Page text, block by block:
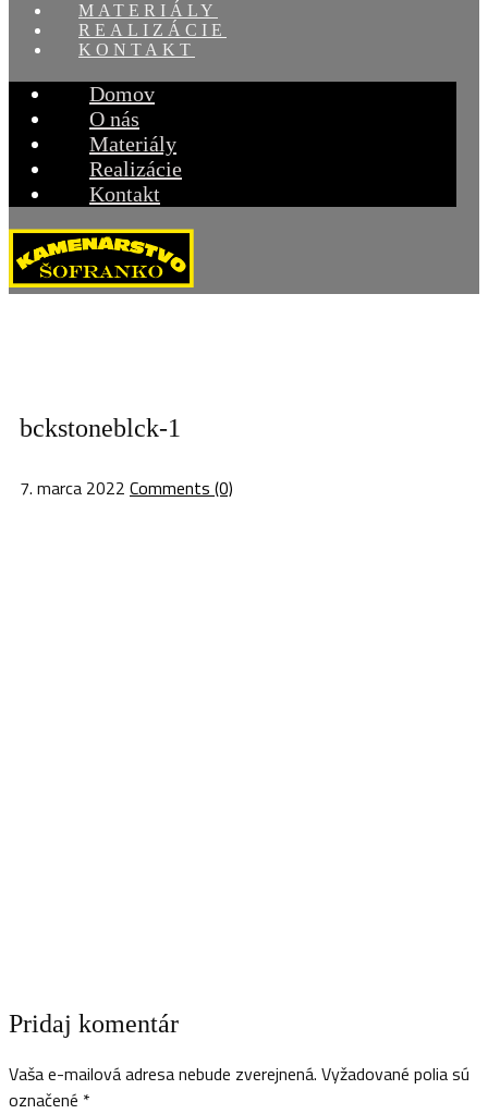
MATERIÁLY
REALIZÁCIE
KONTAKT
Domov
O nás
Materiály
Realizácie
Kontakt
bckstoneblck-1
7. marca 2022 Comments (0)
Pridaj komentár
Vaša e-mailová adresa nebude zverejnená. Vyžadované polia sú
označené *